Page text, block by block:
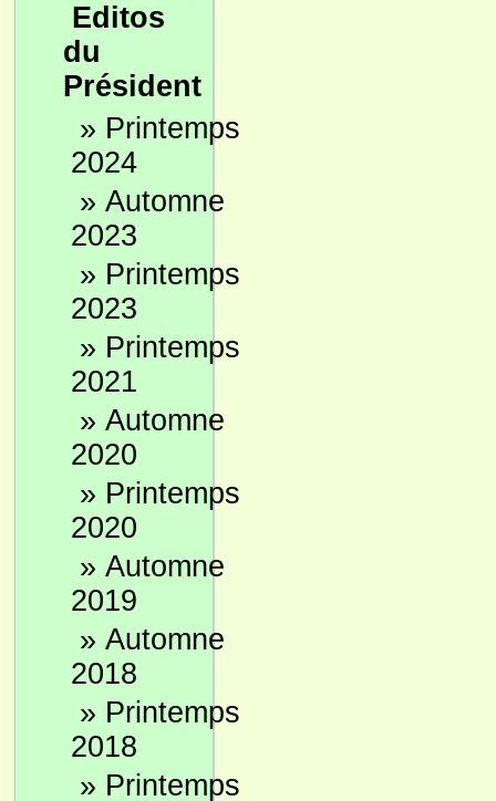
Editos
du
Président
» Printemps
2024
» Automne
2023
» Printemps
2023
» Printemps
2021
» Automne
2020
» Printemps
2020
» Automne
2019
» Automne
2018
» Printemps
2018
» Printemps